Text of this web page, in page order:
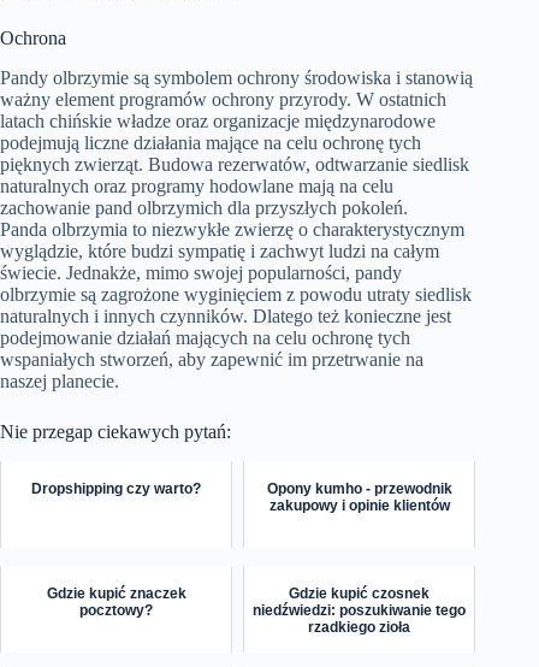
Ochrona
Pandy olbrzymie są symbolem ochrony środowiska i stanowią
ważny element programów ochrony przyrody. W ostatnich
latach chińskie władze oraz organizacje międzynarodowe
podejmują liczne działania mające na celu ochronę tych
pięknych zwierząt. Budowa rezerwatów, odtwarzanie siedlisk
naturalnych oraz programy hodowlane mają na celu
zachowanie pand olbrzymich dla przyszłych pokoleń.
Panda olbrzymia to niezwykłe zwierzę o charakterystycznym
wyglądzie, które budzi sympatię i zachwyt ludzi na całym
świecie. Jednakże, mimo swojej popularności, pandy
olbrzymie są zagrożone wyginięciem z powodu utraty siedlisk
naturalnych i innych czynników. Dlatego też konieczne jest
podejmowanie działań mających na celu ochronę tych
wspaniałych stworzeń, aby zapewnić im przetrwanie na
naszej planecie.
Nie przegap ciekawych pytań:
Dropshipping czy warto?
Opony kumho - przewodnik
zakupowy i opinie klientów
Gdzie kupić znaczek
pocztowy?
Gdzie kupić czosnek
niedźwiedzi: poszukiwanie tego
rzadkiego zioła